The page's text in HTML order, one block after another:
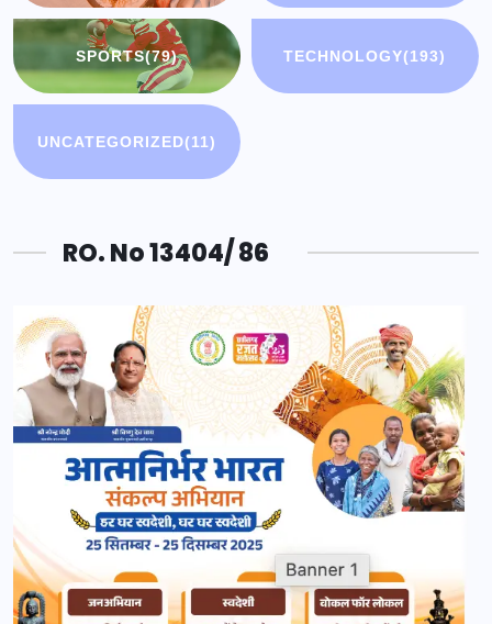
SPORTS(79) TECHNOLOGY(193)
UNCATEGORIZED(11)
RO. No 13404/ 86